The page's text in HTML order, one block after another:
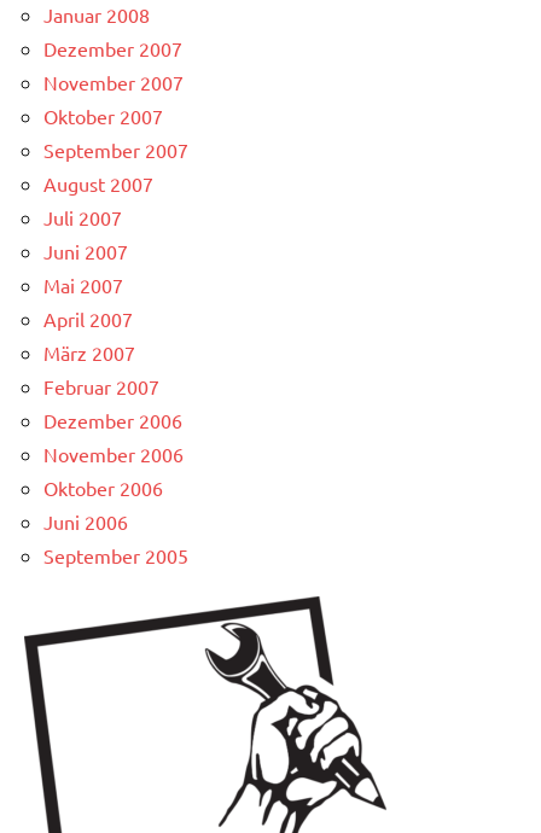
Januar 2008
Dezember 2007
November 2007
Oktober 2007
September 2007
August 2007
Juli 2007
Juni 2007
Mai 2007
April 2007
März 2007
Februar 2007
Dezember 2006
November 2006
Oktober 2006
Juni 2006
September 2005